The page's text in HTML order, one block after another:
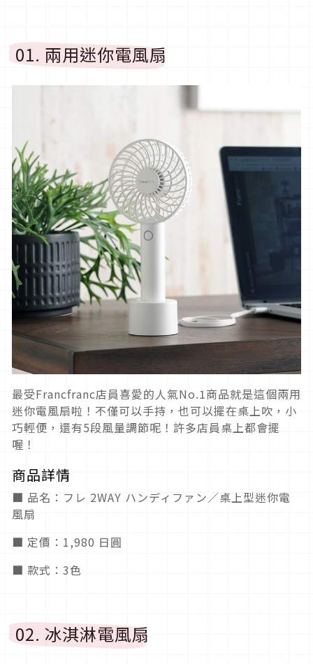
01. 兩用迷你電風扇
最受Francfranc店員喜愛的人氣No.1商品就是這個兩用
迷你電風扇啦！不僅可以手持，也可以擺在桌上吹，小
巧輕便，還有5段風量調節呢！許多店員桌上都會擺
喔！
商品詳情
■ 品名：フレ 2WAY ハンディファン／桌上型迷你電
風扇
■ 定價：1,980 日圓
■ 款式：3色
02. 冰淇淋電風扇